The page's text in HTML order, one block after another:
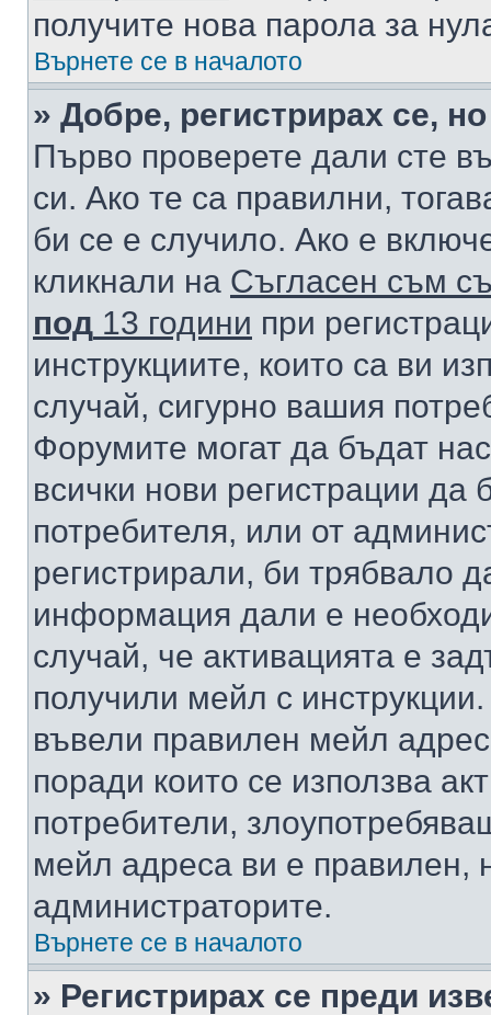
получите нова парола за
Върнете се в началото
» Добре, регистрирах се,
Първо проверете дали сте
си. Ако те са правилни,
би се е случило. Ако е
кликнали на Съгласен съм
под 13 години при
инструкциите, които са ви
случай, сигурно вашия
Форумите могат да бъдат
всички нови регистрации да
потребителя, или от
регистрирали, би трябвало
информация дали е
случай, че активацията е
получили мейл с
въвели правилен мейл
поради които се използва
потребители,
мейл адреса ви е правилен,
администраторите.
Върнете се в началото
» Регистрирах се преди